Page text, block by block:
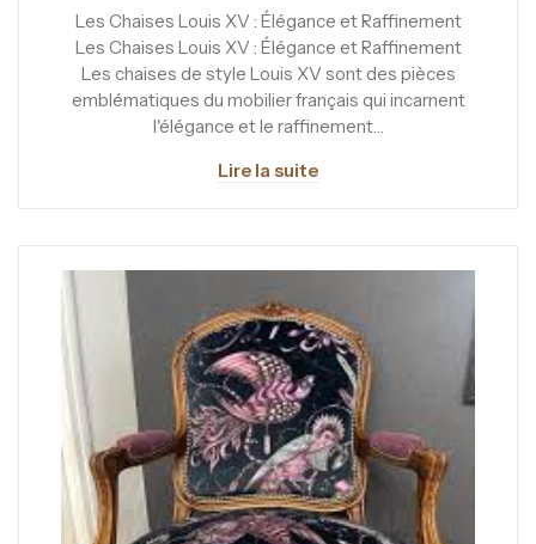
Les Chaises Louis XV : Élégance et Raffinement
Les Chaises Louis XV : Élégance et Raffinement
Les chaises de style Louis XV sont des pièces
emblématiques du mobilier français qui incarnent
l'élégance et le raffinement…
Lire la suite